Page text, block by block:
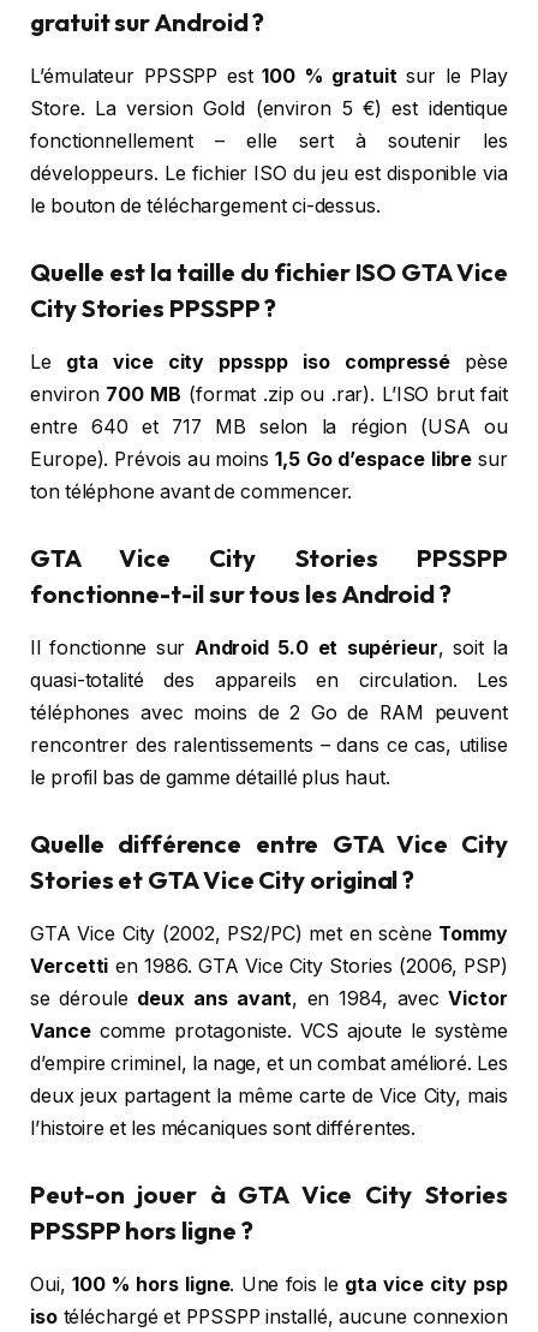
gratuit sur Android ?
L’émulateur PPSSPP est100 % gratuitsur le Play
Store. La version Gold (environ 5 €) est identique
fonctionnellement – elle sert à soutenir les
développeurs. Le fichier ISO du jeu est disponible via
le bouton de téléchargement ci-dessus.
Quelle est la taille du fichier ISO GTA Vice
City Stories PPSSPP ?
Le gta vice city ppsspp iso compressé pèse
environ 700 MB (format .zip ou .rar). L’ISO brut fait
entre 640 et 717 MB selon la région (USA ou
Europe). Prévois au moins 1,5 Go d’espace libre sur
ton téléphone avant de commencer.
GTA Vice City Stories PPSSPP
fonctionne-t-il sur tous les Android ?
Il fonctionne sur Android 5.0 et supérieur, soit la
quasi-totalité des appareils en circulation. Les
téléphones avec moins de 2 Go de RAM peuvent
rencontrer des ralentissements – dans ce cas, utilise
le profil bas de gamme détaillé plus haut.
Quelle différence entre GTA Vice City
Stories et GTA Vice City original ?
GTA Vice City (2002, PS2/PC) met en scène Tommy
Vercetti en 1986. GTA Vice City Stories (2006, PSP)
se déroule deux ans avant, en 1984, avecVictor
Vancecomme protagoniste. VCS ajoute le système
d’empire criminel, la nage, et un combat amélioré. Les
deux jeux partagent la même carte de Vice City, mais
l’histoire et les mécaniques sont différentes.
Peut-on jouer à GTA Vice City Stories
PPSSPP hors ligne ?
Oui, 100 % hors ligne. Une fois le gta vice city psp
isotéléchargé et PPSSPP installé, aucune connexion